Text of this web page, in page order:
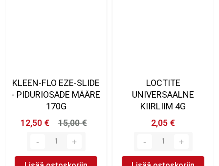
KLEEN-FLO EZE-SLIDE
- PIDURIOSADE MÄÄRE
170G
12,50 €
15,00 €
LOCTITE
UNIVERSAALNE
KIIRLIIM 4G
2,05 €